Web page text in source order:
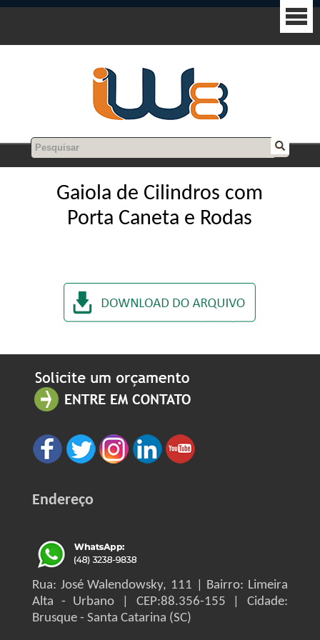
Gaiola de Cilindros com
Porta Caneta e Rodas
Endereço
Rua: José Walendowsky, 111 | Bairro: Limeira
Alta - Urbano | CEP:88.356-155 | Cidade:
Brusque - Santa Catarina (SC)